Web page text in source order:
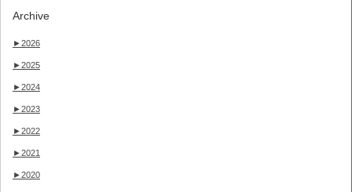
Archive
►2026
►2025
►2024
►2023
►2022
►2021
►2020